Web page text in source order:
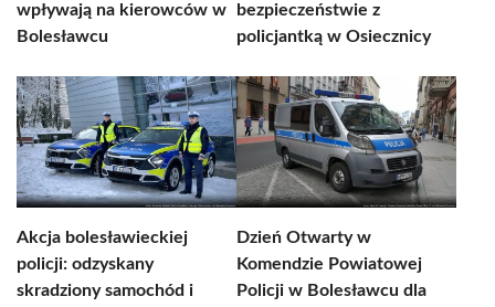
wpływają na kierowców w
Bolesławcu
bezpieczeństwie z
policjantką w Osiecznicy
Akcja bolesławieckiej
policji: odzyskany
skradziony samochód i
Dzień Otwarty w
Komendzie Powiatowej
Policji w Bolesławcu dla